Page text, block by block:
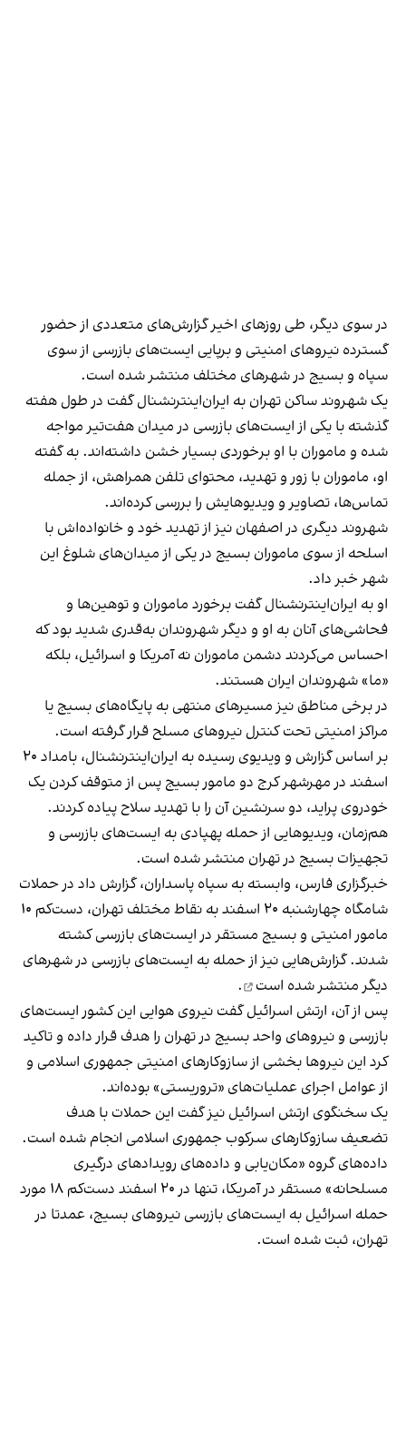
در سوی دیگر، طی روزهای اخیر گزارش‌های متعددی از حضور
گسترده نیروهای امنیتی و برپایی ایست‌های بازرسی از سوی
سپاه و بسیج در شهرهای مختلف منتشر شده است.
یک شهروند ساکن تهران به ایران‌اینترنشنال گفت در طول هفته
گذشته با یکی از ایست‌های بازرسی در میدان هفت‌تیر مواجه
شده و ماموران با او برخوردی بسیار خشن داشته‌اند. به گفته
او، ماموران با زور و تهدید، محتوای تلفن همراهش، از جمله
تماس‌ها، تصاویر و ویدیوهایش را بررسی کرده‌اند.
شهروند دیگری در اصفهان نیز از تهدید خود و خانواده‌اش با
اسلحه از سوی ماموران بسیج در یکی از میدان‌های شلوغ این
شهر خبر داد.
او به ایران‌اینترنشنال گفت برخورد ماموران و توهین‌ها و
فحاشی‌های آنان به او و دیگر شهروندان به‌قدری شدید بود که
احساس می‌کردند دشمن ماموران نه آمریکا و اسرائیل، بلکه
«ما» شهروندان ایران هستند.
در برخی مناطق نیز مسیرهای منتهی به پایگاه‌های بسیج یا
مراکز امنیتی تحت کنترل نیروهای مسلح قرار گرفته است.
بر اساس گزارش و ویدیوی رسیده به ایران‌اینترنشنال، بامداد ۲۰
اسفند در مهرشهر کرج دو مامور بسیج پس از متوقف کردن یک
خودروی پراید، دو سرنشین آن را با تهدید سلاح پیاده کردند.
هم‌زمان، ویدیوهایی از حمله پهپادی به ایست‌های بازرسی و
تجهیزات بسیج در تهران منتشر شده است.
خبرگزاری فارس، وابسته به سپاه پاسداران، گزارش داد در حملات
شامگاه چهارشنبه ۲۰ اسفند به نقاط مختلف تهران، دست‌کم ۱۰
مامور امنیتی و بسیج مستقر در ایست‌های بازرسی کشته
شدند. گزارش‌هایی نیز از حمله به ایست‌های بازرسی در شهرهای
دیگرمنتشر شده است
.
پس از آن، ارتش اسرائیل گفت نیروی هوایی این کشور ایست‌های
بازرسی و نیروهای واحد بسیج در تهران را هدف قرار داده و تاکید
کرد این نیروها بخشی از سازوکارهای امنیتی جمهوری اسلامی و
از عوامل اجرای عملیات‌های «تروریستی» بوده‌اند.
یک سخنگوی ارتش اسرائیل نیز گفت این حملات با هدف
تضعیف سازوکارهای سرکوب جمهوری اسلامی انجام شده است.
داده‌های گروه «مکان‌یابی و داده‌های رویدادهای درگیری
مسلحانه» مستقر در آمریکا، تنها در ۲۰ اسفند دست‌کم ۱۸ مورد
حمله اسرائیل به ایست‌های بازرسی نیروهای بسیج، عمدتا در
تهران، ثبت شده است.